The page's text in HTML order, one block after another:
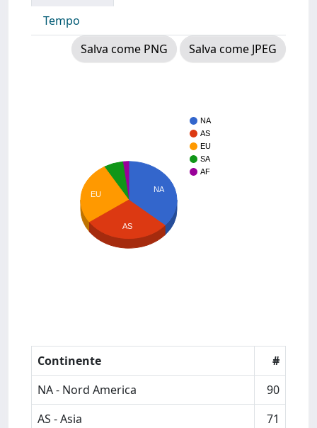
Tempo
Salva come PNG
Salva come JPEG
NA
AS
EU
SA
AF
NA
EU
AS
Continente
#
NA - Nord America
90
AS - Asia
71